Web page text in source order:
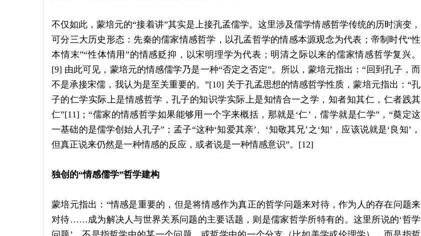
不仅如此，蒙培元的“接着讲”其实是上接孔孟儒学。这里涉及儒学情感哲学传统的历时演变，
可分三大历史形态：先秦的儒家情感哲学，以孔孟哲学的情感本源观念为代表；帝制时代“性
本情末”“性体情用”的情感贬抑，以宋明理学为代表；明清之际以来的儒家情感哲学复兴。
[9] 由此可见，蒙培元的情感儒学乃是一种“否定之否定”。所以，蒙培元指出：“回到孔子，而
不是承接宋儒，我认为是至关重要的。”[10] 关于孔孟思想的情感哲学性质，蒙培元指出：“孔
子的仁学实际上是情感哲学，孔子的知识学实际上是知情合一之学，知者知其仁，仁者践其
仁”[11]；“儒家的情感哲学如果能够用一个字来概括，那就是‘仁’，儒学就是仁学”，“奠定这
一基础的是儒学创始人孔子”；孟子“这种‘知爱其亲’、‘知敬其兄’之‘知’，应该说就是‘良知’，
但真正说来仍然是一种情感的反应，或者说是一种情感意识”。[12]
独创的“情感儒学”哲学建构
蒙培元指出：“情感是重要的，但是将情感作为真正的哲学问题来对待，作为人的存在问题来
对待……成为解决人与世界关系问题的主要话题，则是儒家哲学所特有的。这里所说的‘哲学